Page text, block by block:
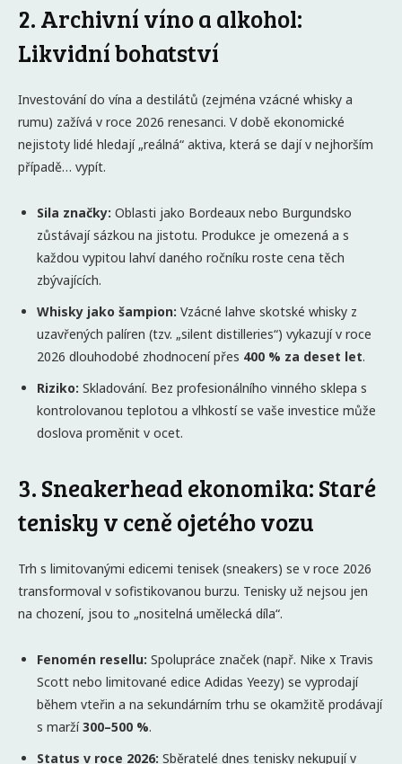
2. Archivní víno a alkohol:
Likvidní bohatství
Investování do vína a destilátů (zejména vzácné whisky a
rumu) zažívá v roce 2026 renesanci. V době ekonomické
nejistoty lidé hledají „reálná“ aktiva, která se dají v nejhorším
případě… vypít.
Sila značky: Oblasti jako Bordeaux nebo Burgundsko
zůstávají sázkou na jistotu. Produkce je omezená a s
každou vypitou lahví daného ročníku roste cena těch
zbývajících.
Whisky jako šampion: Vzácné lahve skotské whisky z
uzavřených palíren (tzv. „silent distilleries“) vykazují v roce
2026 dlouhodobé zhodnocení přes 400 % za deset let.
Riziko: Skladování. Bez profesionálního vinného sklepa s
kontrolovanou teplotou a vlhkostí se vaše investice může
doslova proměnit v ocet.
3. Sneakerhead ekonomika: Staré
tenisky v ceně ojetého vozu
Trh s limitovanými edicemi tenisek (sneakers) se v roce 2026
transformoval v sofistikovanou burzu. Tenisky už nejsou jen
na chození, jsou to „nositelná umělecká díla“.
Fenomén resellu: Spolupráce značek (např. Nike x Travis
Scott nebo limitované edice Adidas Yeezy) se vyprodají
během vteřin a na sekundárním trhu se okamžitě prodávají
s marží300–500 %.
Status v roce 2026: Sběratelé dnes tenisky nekupují v